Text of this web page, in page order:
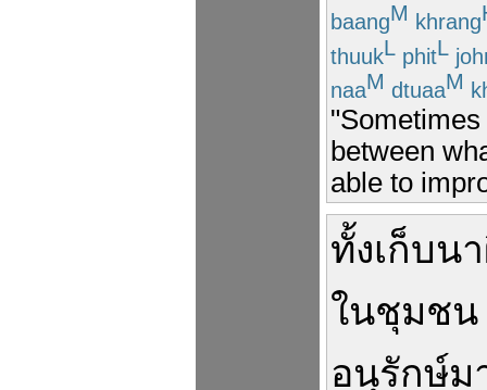
baangM khrang
thuukL phitL
naaM dtuaaM
between
able to
ทั้งเก็บนา
ในชุมชน
อนุรักษ์ม